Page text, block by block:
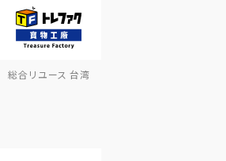
総合リユース 台湾